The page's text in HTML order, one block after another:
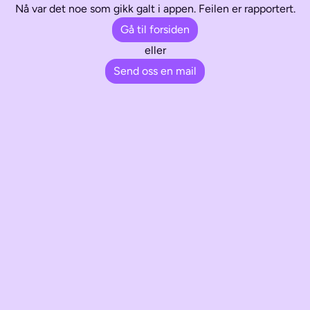
Nå var det noe som gikk galt i appen. Feilen er rapportert.
Gå til forsiden
eller
Send oss en mail